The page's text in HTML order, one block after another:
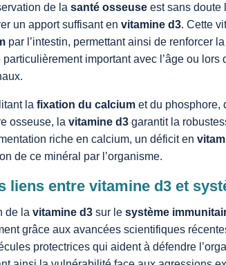
de lasanté osseuse est sans doute
un apport suffisant envitamine d3. Cette
par l’intestin, permettant ainsi de renforcer
particulièrement important avec l’âge ou
lafixation du calcium et du phosphore,
osseuse, lavitamine d3 garantit la
riche en calcium, un déficit en
de ce minéral par l’organisme.
liens entre vitamine d3 et
de lavitamine d3 sur lesystème
grâce aux avancées scientifiques
protectrices qui aident à défendre